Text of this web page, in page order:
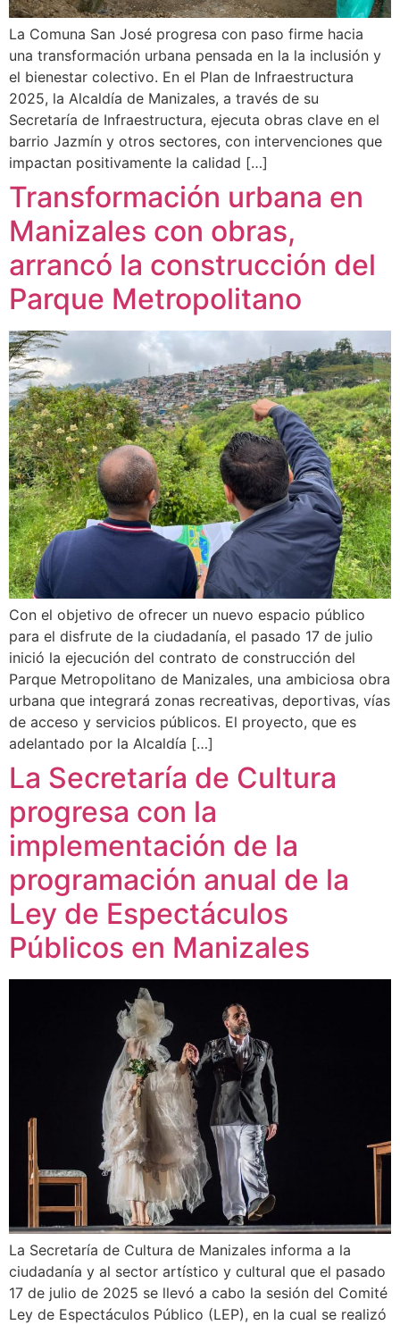
La Comuna San José progresa con paso firme hacia
una transformación urbana pensada en la la inclusión y
el bienestar colectivo. En el Plan de Infraestructura
2025, la Alcaldía de Manizales, a través de su
Secretaría de Infraestructura, ejecuta obras clave en el
barrio Jazmín y otros sectores, con intervenciones que
impactan positivamente la calidad […]
Transformación urbana en
Manizales con obras,
arrancó la construcción del
Parque Metropolitano
Con el objetivo de ofrecer un nuevo espacio público
para el disfrute de la ciudadanía, el pasado 17 de julio
inició la ejecución del contrato de construcción del
Parque Metropolitano de Manizales, una ambiciosa obra
urbana que integrará zonas recreativas, deportivas, vías
de acceso y servicios públicos. El proyecto, que es
adelantado por la Alcaldía […]
La Secretaría de Cultura
progresa con la
implementación de la
programación anual de la
Ley de Espectáculos
Públicos en Manizales
La Secretaría de Cultura de Manizales informa a la
ciudadanía y al sector artístico y cultural que el pasado
17 de julio de 2025 se llevó a cabo la sesión del Comité
Ley de Espectáculos Público (LEP), en la cual se realizó